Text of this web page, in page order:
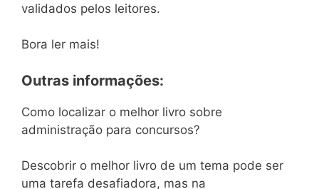
validados pelos leitores.
Bora ler mais!
Outras informações:
Como localizar o melhor livro sobre
administração para concursos?
Descobrir o melhor livro de um tema pode ser
uma tarefa desafiadora, mas na